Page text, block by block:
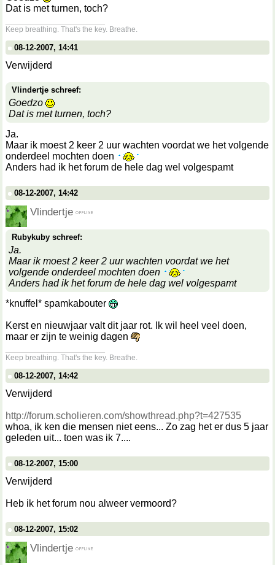
Dat is met turnen, toch?
Keep breathing. That's the key. Breathe.
08-12-2007, 14:41
Verwijderd
Vlindertje schreef:
Goedzo
Dat is met turnen, toch?
Ja.
Maar ik moest 2 keer 2 uur wachten voordat we het volgende
onderdeel mochten doen
Anders had ik het forum de hele dag wel volgespamt
08-12-2007, 14:42
Vlindertje
Rubykuby schreef:
Ja.
Maar ik moest 2 keer 2 uur wachten voordat we het
volgende onderdeel mochten doen
Anders had ik het forum de hele dag wel volgespamt
*knuffel* spamkabouter
Kerst en nieuwjaar valt dit jaar rot. Ik wil heel veel doen,
maar er zijn te weinig dagen
Keep breathing. That's the key. Breathe.
08-12-2007, 14:42
Verwijderd
http://forum.scholieren.com/showthread.php?t=427535
whoa, ik ken die mensen niet eens... Zo zag het er dus 5 jaar
geleden uit... toen was ik 7....
08-12-2007, 15:00
Verwijderd
Heb ik het forum nou alweer vermoord?
08-12-2007, 15:02
Vlindertje